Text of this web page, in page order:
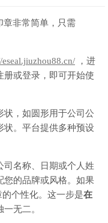
章非常简单，只需
eseal.jiuzhou88.cn/ ，进
册或登录，即可开始使
状，如圆形用于公司公
状。平台提供多种预设
司名称、日期或个人姓
您的品牌或风格。如果
个性化。这一步是在
无二。